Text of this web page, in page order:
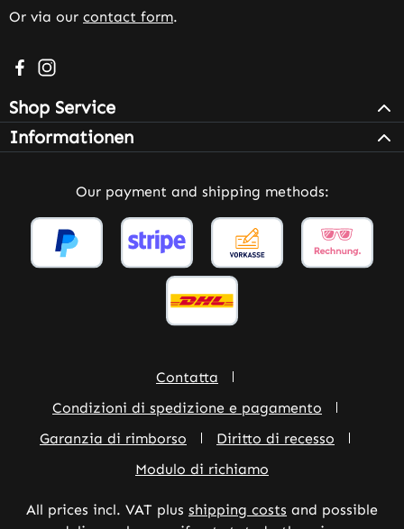
Or via our contact form.
Visit us on Facebook – opens in a new browser tab
Check us out on Instagram – opens in a new
Shop Service
Informationen
Our payment and shipping methods:
Contatta
Condizioni di spedizione e pagamento
Garanzia di rimborso
Diritto di recesso
Modulo di richiamo
All prices incl. VAT plus shipping costs and possible